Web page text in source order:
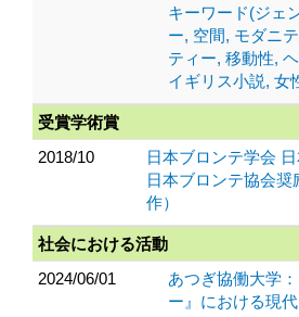
キーワード(ジェ
ー, 空間, モダニ
ティー, 移動性,
イギリス小説, 女
受賞学術賞
2018/10
日本ブロンテ学会 日
日本ブロンテ協会奨
作）
社会における活動
2024/06/01
あつぎ協働大学
ー』における現